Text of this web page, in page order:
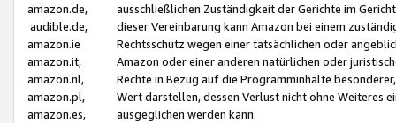
amazon.de,
audible.de,
amazon.ie
amazon.it,
amazon.nl,
amazon.pl,
amazon.es,
ausschließlichen Zuständigkeit der Gerichte im
dieser Vereinbarung kann Amazon bei einem
Rechtsschutz wegen einer tatsächlichen oder
Amazon oder einer anderen natürlichen oder
Rechte in Bezug auf die Programminhalte
Wert darstellen, dessen Verlust nicht ohne Weiteres
ausgeglichen werden kann.